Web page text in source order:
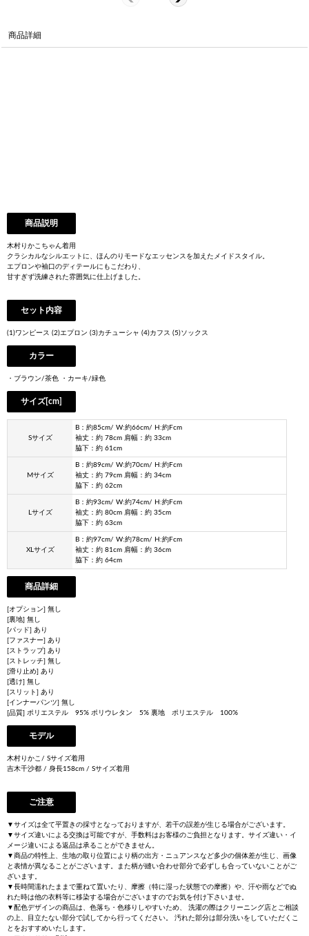
商品詳細
商品説明
木村りかこちゃん着用
クラシカルなシルエットに、ほんのりモードなエッセンスを加えたメイドスタイル。
エプロンや袖口のディテールにもこだわり、
甘すぎず洗練された雰囲気に仕上げました。
セット内容
(1)ワンピース (2)エプロン (3)カチューシャ (4)カフス (5)ソックス
カラー
・ブラウン/茶色 ・カーキ/緑色
サイズ[cm]
Sサイズ
B：約85cm/ W:約66cm/ H:約Fcm
袖丈：約 78cm 肩幅：約 33cm
脇下：約 61cm
Mサイズ
B：約89cm/ W:約70cm/ H:約Fcm
袖丈：約 79cm 肩幅：約 34cm
脇下：約 62cm
Lサイズ
B：約93cm/ W:約74cm/ H:約Fcm
袖丈：約 80cm 肩幅：約 35cm
脇下：約 63cm
XLサイズ
B：約97cm/ W:約78cm/ H:約Fcm
袖丈：約 81cm 肩幅：約 36cm
脇下：約 64cm
商品詳細
[オプション] 無し
[裏地] 無し
[パッド] あり
[ファスナー] あり
[ストラップ] あり
[ストレッチ] 無し
[滑り止め] あり
[透け] 無し
[スリット] あり
[インナーパンツ] 無し
[品質] ポリエステル 95% ポリウレタン 5% 裏地 ポリエステル 100%
モデル
木村りかこ/ Sサイズ着用
吉木千沙都 / 身長158cm / Sサイズ着用
ご注意
▼サイズは全て平置きの採寸となっておりますが、若干の誤差が生じる場合がございます。
▼サイズ違いによる交換は可能ですが、手数料はお客様のご負担となります。サイズ違い・イ
メージ違いによる返品は承ることができません。
▼商品の特性上、生地の取り位置により柄の出方・ニュアンスなど多少の個体差が生じ、画像
と表情が異なることがございます。また柄が縫い合わせ部分で必ずしも合っていないことがご
ざいます。
▼長時間濡れたままで重ねて置いたり、摩擦（特に湿った状態での摩擦）や、汗や雨などでぬ
れた時は他の衣料等に移染する場合がございますのでお気を付け下さいませ。
▼配色デザインの商品は、色落ち・色移りしやすいため、 洗濯の際はクリーニング店とご相談
の上、目立たない部分で試してから行ってください。 汚れた部分は部分洗いをしていただくこ
とをおすすめいたします。